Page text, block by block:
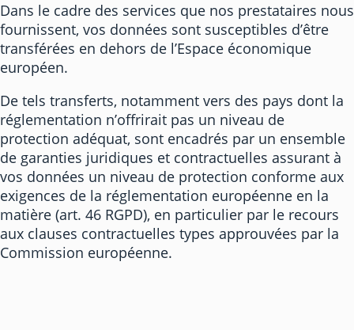
Dans le cadre des services que nos prestataires nous
fournissent, vos données sont susceptibles d’être
transférées en dehors de l’Espace économique
européen.
De tels transferts, notamment vers des pays dont la
réglementation n’offrirait pas un niveau de
protection adéquat, sont encadrés par un ensemble
de garanties juridiques et contractuelles assurant à
vos données un niveau de protection conforme aux
exigences de la réglementation européenne en la
matière (art. 46 RGPD), en particulier par le recours
aux clauses contractuelles types approuvées par la
Commission européenne.